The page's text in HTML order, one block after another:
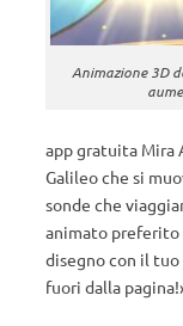
Animazione 3D
app gratuita Mira
Galileo che si
sonde che
animato preferito
disegno con il tuo
fuori dalla